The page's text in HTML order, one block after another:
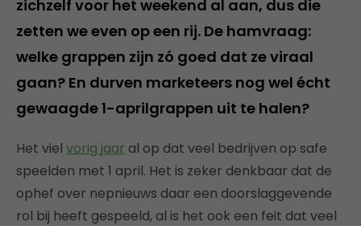
zichzelf voor het weekend al aan, dus die
zetten we even op een rij. De hamvraag:
welke grappen zijn zó goed dat ze viraal
gaan? En durven marketeers nog wel écht
gewaagde 1-aprilgrappen uit te halen?
Het viel vorig jaar al op dat veel bedrijven op safe
speelden met 1 april. Het is zeker denkbaar dat de
ophef over nepnieuws daar een doorslaggevende
rol bij heeft gespeeld, al is het ook een feit dat veel